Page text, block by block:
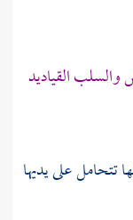
القياديد
تتحامل على يديها